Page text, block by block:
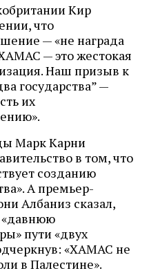
Кир
что
— «не награда
— это жестокая
Наш призыв к
государства” —
их
Марк Карни
в том, что
созданию
А премьер-
Албаниз сказал,
«давнюю
пути «двух
«ХАМАС не
в Палестине».